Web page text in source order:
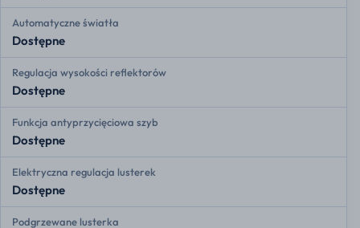
Automatyczne światła
Dostępne
Regulacja wysokości reflektorów
Dostępne
Funkcja antyprzycięciowa szyb
Dostępne
Elektryczna regulacja lusterek
Dostępne
Podgrzewane lusterka